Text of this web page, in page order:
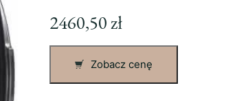
2460,50zł
Zobacz cenę